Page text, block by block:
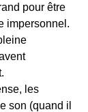
pour être
impersonnel.
les
son (quand il